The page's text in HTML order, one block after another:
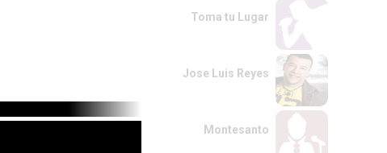
Toma tu Lugar
Jose Luis Reyes
Montesanto